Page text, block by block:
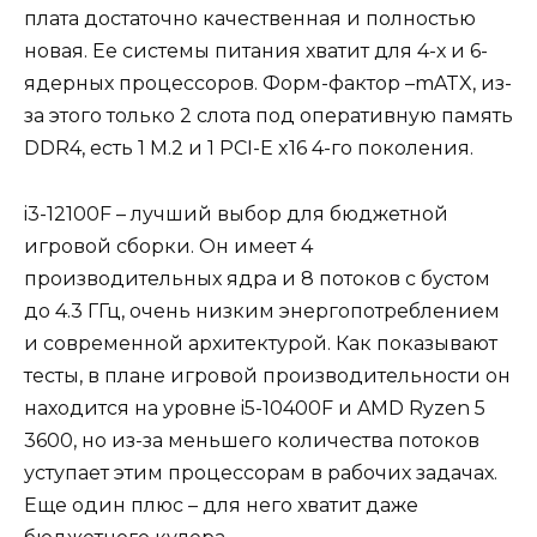
плата достаточно качественная и полностью
новая. Ее системы питания хватит для 4-х и 6-
ядерных процессоров. Форм-фактор –mATX, из-
за этого только 2 слота под оперативную память
DDR4, есть 1 M.2 и 1 PCI-E x16 4-го поколения.
i3-12100F – лучший выбор для бюджетной
игровой сборки. Он имеет 4
производительных ядра и 8 потоков с бустом
до 4.3 ГГц, очень низким энергопотреблением
и современной архитектурой. Как показывают
тесты, в плане игровой производительности он
находится на уровне i5-10400F и AMD Ryzen 5
3600, но из-за меньшего количества потоков
уступает этим процессорам в рабочих задачах.
Еще один плюс – для него хватит даже